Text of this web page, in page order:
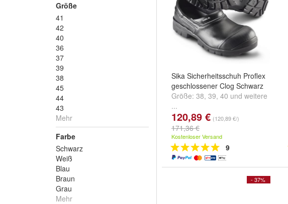
Größe
41
42
40
36
37
39
38
45
44
43
Mehr
Farbe
Schwarz
Weiß
Blau
Braun
Grau
Mehr
Sika Sicherheitsschuh Proflex
geschlossener Clog Schwarz
Größe: 38, 39, 40 und weitere
...
120,89 € (120,89 €/)
171,36 €
Kostenloser Versand
9
- 37%